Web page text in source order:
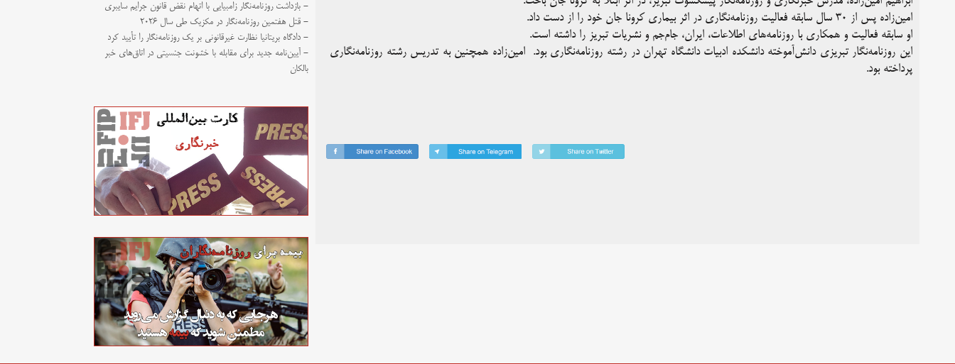
امین‌زاده پس از ۳۰ سال سابقه فعالیت روزنامه‌نگاری در اثر بیماری کرونا جان خود را از دست داد.
او سابقه فعالیت و همکاری با روزنامه‌های اطلاعات،‌ ایران، جام‌جم و نشریات تبریز را داشته است.
این روزنامه‌نگار تبریزی دانش‌آموخته دانشکده ادبیات دانشگاه تهران در رشته روزنامه‌نگاری بود. امین‌زاده همچنین به تدریس رشته روزنامه‌نگاری
پرداخته بود.
- بازداشت روزنامه‌نگار زامبیایی با اتهام نقض قانون جرایم سایبری
- قتل هفتمین روزنامه‌نگار در مکزیک طی سال ۲۰۲۶
- دادگاه بریتانیا نظارت غیرقانونی بر یک روزنامه‌نگار را تأیید کرد
- آیین‌نامه جدید برای مقابله با خشونت جنسیتی در اتاق‌های خبر
بالکان